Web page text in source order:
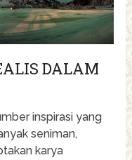
DALAM
inspirasi yang
seniman,
karya